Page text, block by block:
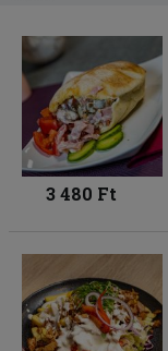
3 480 Ft